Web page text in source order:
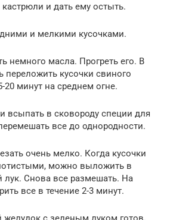
и дать ему остыть.
и мелкими кусочками.
немного масла. Прогреть его. В
переложить кусочки свиного
20 минут на среднем огне.
всыпать в сковороду специи для
все до однородности.
очень мелко. Когда кусочки
можно выложить в
лук. Снова все размешать. На
все в течение 2-3 минут.